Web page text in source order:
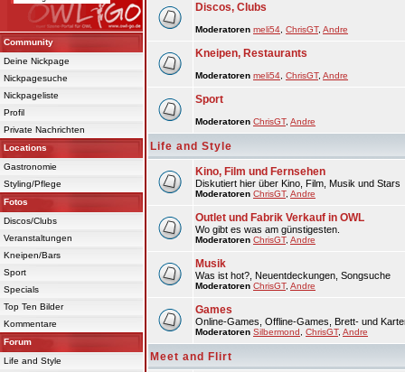
Community
Deine Nickpage
Nickpagesuche
Nickpageliste
Profil
Private Nachrichten
Locations
Gastronomie
Styling/Pflege
Fotos
Discos/Clubs
Veranstaltungen
Kneipen/Bars
Sport
Specials
Top Ten Bilder
Kommentare
Forum
Life and Style
Discos, Clubs
Moderatoren meli54 ChrisGT, Andre
Kneipen, Restaurants
Moderatoren meli54 ChrisGT, Andre
Sport
Moderatoren ChrisGT, Andre
Life and Style
Kino, Film und Fernsehen
Diskutiert hier über Kino, Film, Musik und Stars
Moderatoren ChrisGT, Andre
Outlet und Fabrik Verkauf in OWL
Wo gibt es was am günstigesten.
Moderatoren ChrisGT, Andre
Musik
Was ist hot?, Neuentdeckungen, Songsuche
Moderatoren ChrisGT, Andre
Games
Online-Games, Offline-Games, Brett- und
Moderatoren Silbermond ChrisGT, Andre
Meet and Flirt